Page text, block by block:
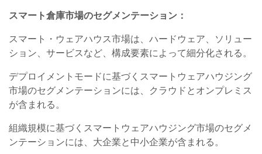
スマート倉庫市場のセグメンテーション：
スマート・ウェアハウス市場は、ハードウェア、ソリュー
ション、サービスなど、構成要素によって細分化される。
デプロイメントモードに基づくスマートウェアハウジング
市場のセグメンテーションには、クラウドとオンプレミス
が含まれる。
組織規模に基づくスマートウェアハウジング市場のセグメ
ンテーションには、大企業と中小企業が含まれる。